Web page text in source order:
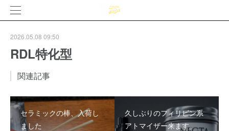
2026.05.08 09:50
RDL特化型
関連記事
セラミックの棒、入荷し
ました
久しぶりのフィリピン系
アトマイザー来ます。